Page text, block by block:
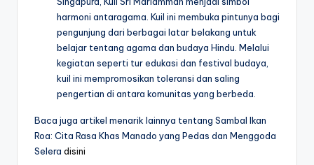
harmoni antaragama. Kuil ini membuka pintunya bagi
pengunjung dari berbagai latar belakang untuk
belajar tentang agama dan budaya Hindu. Melalui
kegiatan seperti tur edukasi dan festival budaya,
kuil ini mempromosikan toleransi dan saling
pengertian di antara komunitas yang berbeda.
Baca juga artikel menarik lainnya tentang Sambal Ikan
Roa: Cita Rasa Khas Manado yang Pedas dan Menggoda
Selera disini